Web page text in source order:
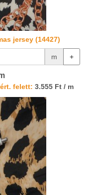
jersey (14427)
m +
felett: 3.555 Ft / m